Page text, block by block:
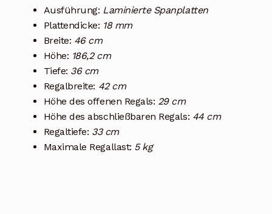
Ausführung: Laminierte Spanplatten
Plattendicke: 18 mm
Breite: 46 cm
Höhe: 186,2 cm
Tiefe: 36 cm
Regalbreite: 42 cm
Höhe des offenen Regals: 29 cm
Höhe des abschließbaren Regals: 44 cm
Regaltiefe: 33 cm
Maximale Regallast: 5 kg